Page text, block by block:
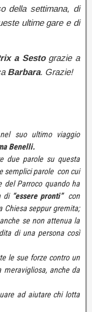
della settimana, di
ultime gare e di
a Sestograzie a
Barbara. Grazie!
suo ultimo viaggio
Benelli.
due parole su questa
semplici parole con cui
del Parroco quando ha
di “essere pronti” con
seppur gremita;
se non attenua la
di una persona così
le sue forze contro un
anche da
ad aiutare chi lotta